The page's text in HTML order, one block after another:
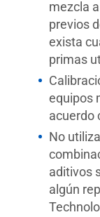
mezcla
previos
exista
primas
equipos
acuerdo
No
aditivos
algún